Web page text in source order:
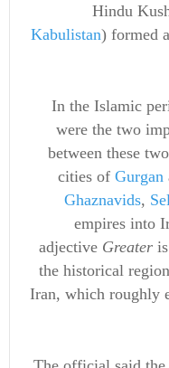
Hindu
Kabulistan) formed a
In the Islamic
were the two
between these
cities of Gurgan
Ghaznavids,
empires into
adjective Greater
the historical
Iran, which roughly